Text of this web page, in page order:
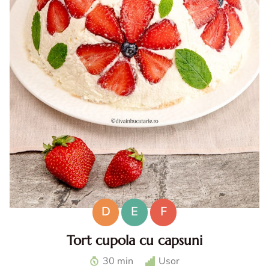
D E
F
Tort cupola cu capsuni
Tort cupola cu capsuni. Tort fara coacere cu capsuni. Tort
cu mascarpone si capsuni. Reteta tort cupola. Tort cu
30 min Usor